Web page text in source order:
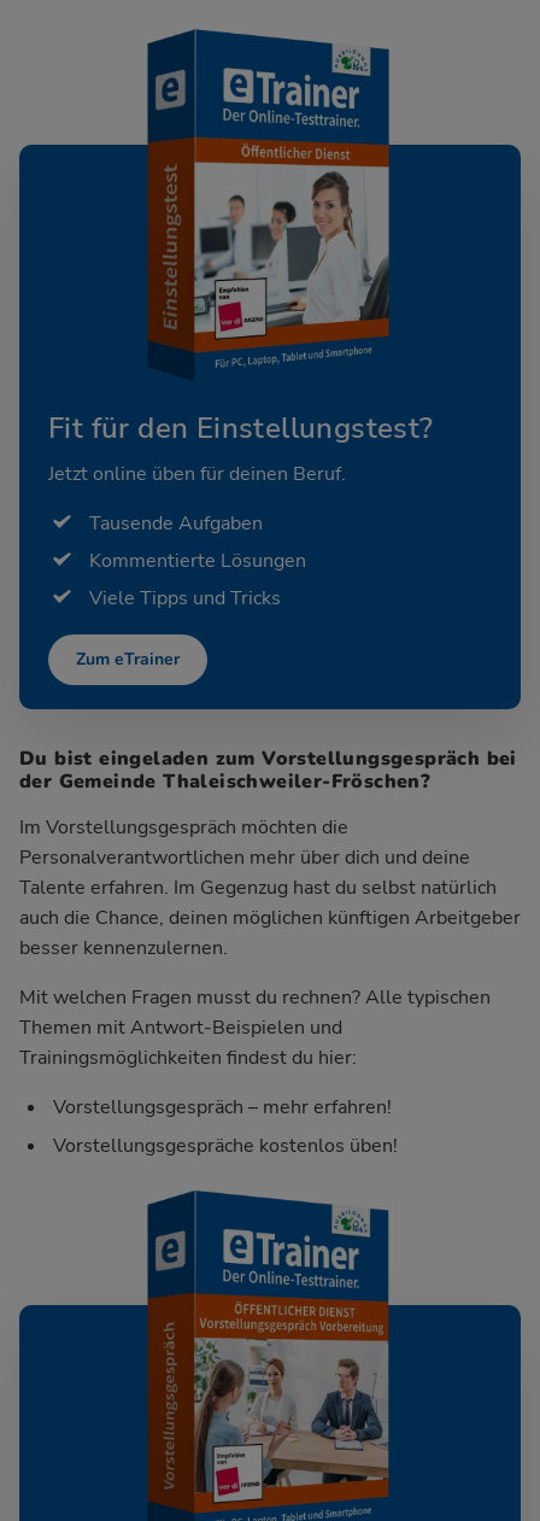
Fit für den Einstellungstest?
Jetzt online üben für deinen Beruf.
Tausende Aufgaben
Kommentierte Lösungen
Viele Tipps und Tricks
Zum eTrainer
Du bist eingeladen zum Vorstellungsgespräch bei
der Gemeinde Thaleischweiler-Fröschen?
Im Vorstellungsgespräch möchten die
Personalverantwortlichen mehr über dich und deine
Talente erfahren. Im Gegenzug hast du selbst natürlich
auch die Chance, deinen möglichen künftigen Arbeitgeber
besser kennenzulernen.
Mit welchen Fragen musst du rechnen? Alle typischen
Themen mit Antwort-Beispielen und
Trainingsmöglichkeiten findest du hier:
Vorstellungsgespräch – mehr erfahren!
Vorstellungsgespräche kostenlos üben!